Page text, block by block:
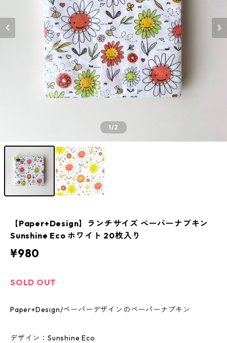
1/2
【Paper+Design】ランチサイズ ペーパーナプキン
Sunshine Eco ホワイト 20枚入り
¥980
SOLD OUT
Paper+Design/ペーパーデザインのペーパーナプキン
デザイン：Sunshine Eco